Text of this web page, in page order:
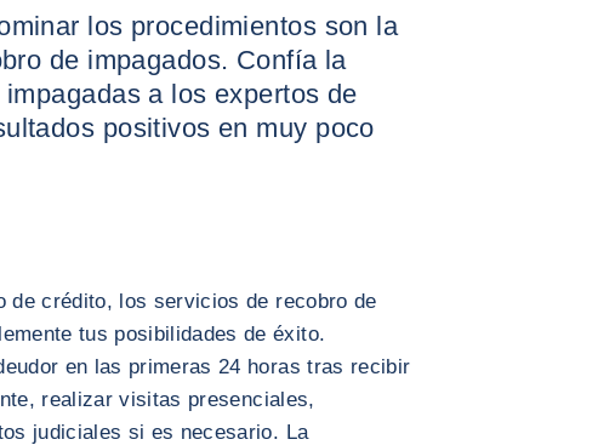
los procedimientos son la
de impagados. Confía la
a los expertos de
positivos en muy poco
de crédito, los servicios de recobro de
tus posibilidades de éxito.
en las primeras 24 horas tras recibir
realizar visitas presenciales,
judiciales si es necesario. La